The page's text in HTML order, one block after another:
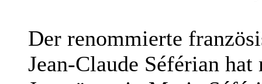
Der renommierte
Jean-Claude Séférian